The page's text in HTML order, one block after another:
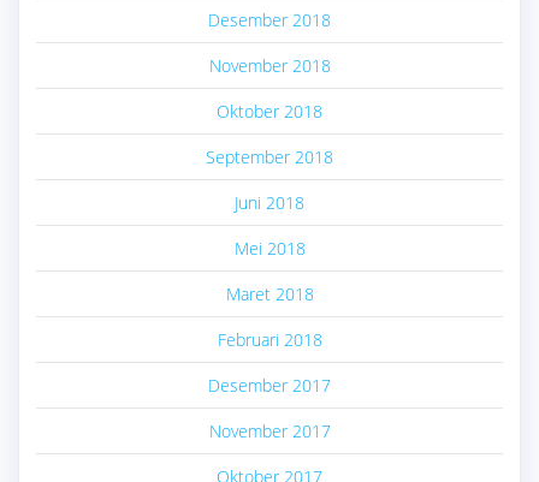
Desember 2018
November 2018
Oktober 2018
September 2018
Juni 2018
Mei 2018
Maret 2018
Februari 2018
Desember 2017
November 2017
Oktober 2017